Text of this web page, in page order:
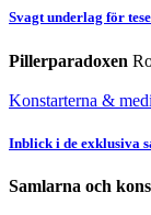
Svagt underlag för
Pillerparadoxen
Konstarterna &
Inblick i de exklusiva
Samlarna och